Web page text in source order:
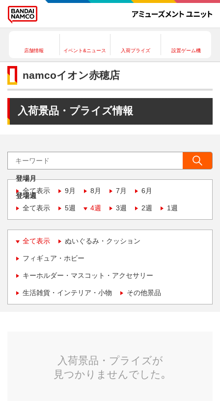
店舗情報 イベント&ニュース 入荷プライズ 設置ゲーム機
namcoイオン赤穂店
入荷景品・プライズ情報
登場月
全て表示
9月 8月 7月 6月
登場週
全て表示
5週 4週 3週 2週 1週
全て表示 ぬいぐるみ・クッション
フィギュア・ホビー
キーホルダー・マスコット・アクセサリー
生活雑貨・インテリア・小物 その他景品